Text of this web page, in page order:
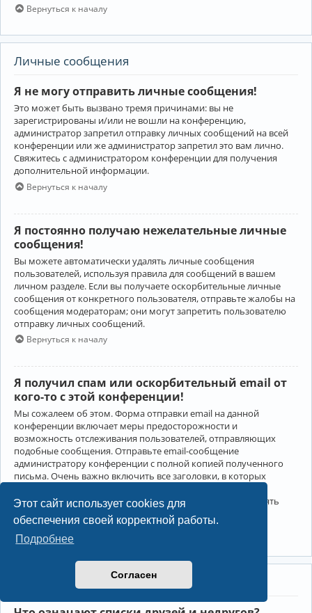
Этот сайт использует cookies для
обеспечения своей корректной работы.
Подробнее
Согласен
Вернуться к началу
Личные сообщения
Я не могу отправить личные сообщения!
Это может быть вызвано тремя причинами: вы не
зарегистрированы и/или не вошли на конференцию,
администратор запретил отправку личных сообщений на всей
конференции или же администратор запретил это вам лично.
Свяжитесь с администратором конференции для получения
дополнительной информации.
Вернуться к началу
Я постоянно получаю нежелательные личные
сообщения!
Вы можете автоматически удалять личные сообщения
пользователей, используя правила для сообщений в вашем
личном разделе. Если вы получаете оскорбительные личные
сообщения от конкретного пользователя, отправьте жалобы на
сообщения модераторам; они могут запретить пользователю
отправку личных сообщений.
Вернуться к началу
Я получил спам или оскорбительный email от
кого-то с этой конференции!
Мы сожалеем об этом. Форма отправки email на данной
конференции включает меры предосторожности и
возможность отслеживания пользователей, отправляющих
подобные сообщения. Отправьте email-сообщение
администратору конференции с полной копией полученного
письма. Очень важно включить все заголовки, в которых
Администратор конференции сможет в этом случае принять
меры.
Друзья и недруги